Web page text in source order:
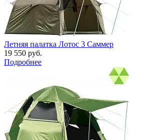
Летняя палатка Лотос 3 Саммер
19 550 руб.
Подробнее